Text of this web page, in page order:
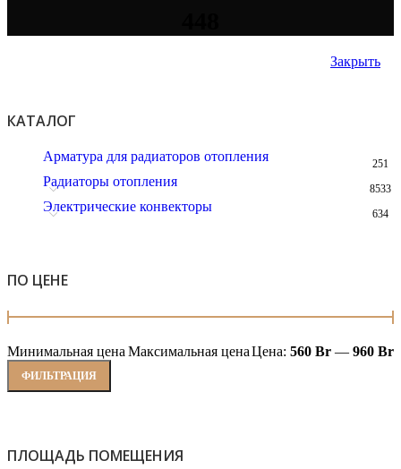
Закрыть
КАТАЛОГ
Арматура для радиаторов отопления 251
Радиаторы отопления 8533
Электрические конвекторы 634
ПО ЦЕНЕ
Минимальная ценаМаксимальная цена
ФИЛЬТРАЦИЯ
Цена: 560 Br — 960 Br
ПЛОЩАДЬ ПОМЕЩЕНИЯ